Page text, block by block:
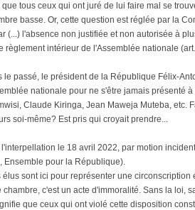
que tous ceux qui ont juré de lui faire mal se
basse. Or, cette question est réglée par la
(...) l'absence non justifiée et non autorisée à
règlement intérieur de l'Assemblée nationale
le passé, le président de la République Félix-
nationale pour ne s'être jamais présenté
Claude Kiringa, Jean Maweja Muteba, etc.
soi-même? Est pris qui croyait prendre...
l'interpellation le 18 avril 2022, par motion
Ensemble pour la République).
élus sont ici pour représenter une
chambre, c'est un acte d'immoralité. Sans la loi,
que ceux qui ont violé cette disposition